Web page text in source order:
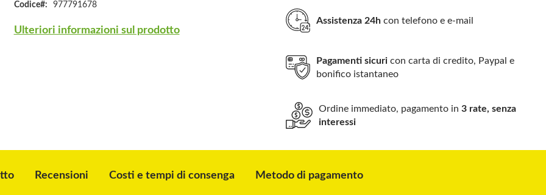
Codice 977791678
Ulteriori informazioni sul prodotto
Assistenza 24h con telefono e e-mail
Pagamenti sicuri con carta di credito, Paypal e
bonifico istantaneo
Ordine immediato, pagamento in3 rate, senza
interessi
Recensioni Costi e tempi di consenga Metodo di pagamento